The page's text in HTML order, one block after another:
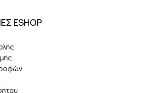
ESHOP